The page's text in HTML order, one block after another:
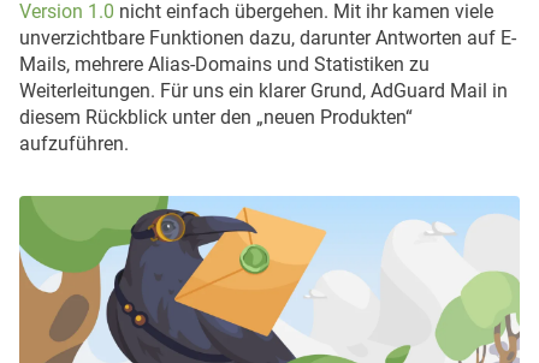
Version 1.0 nicht einfach übergehen. Mit ihr kamen viele
unverzichtbare Funktionen dazu, darunter Antworten auf E-
Mails, mehrere Alias-Domains und Statistiken zu
Weiterleitungen. Für uns ein klarer Grund, AdGuard Mail in
diesem Rückblick unter den „neuen Produkten“
aufzuführen.